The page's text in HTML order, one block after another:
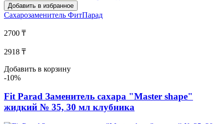
Добавить в избранное
Сахарозаменитель ФитПарад
2700 ₸
2918 ₸
Добавить в корзину
-10%
Fit Parad Заменитель сахара "Master shape"
жидкий № 35, 30 мл клубника